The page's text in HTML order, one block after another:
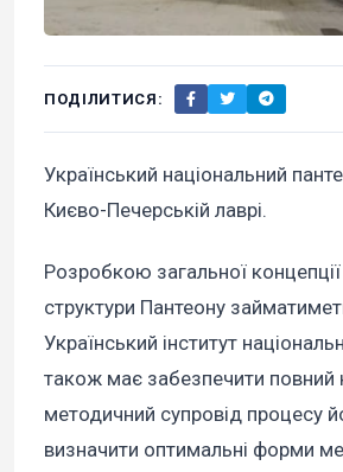
ПОДІЛИТИСЯ:
Український національний
Києво-Печерській лаврі.
Розробкою загальної
структури Пантеону
Український інститут
також має забезпечити повний
методичний супровід процесу
визначити оптимальні форми